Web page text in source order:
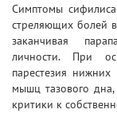
Симптомы
стреляющих болей
заканчивая
личности. При
парестезия нижних
мышц тазового
критики к